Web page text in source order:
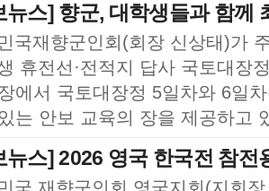
뉴스] 향군, 대학생들과 함께
국재향군인회(회장 신상태)가
휴전선·전적지 답사 국토대장
에서 국토대장정 5일차와 6일
는 안보 교육의 장을 제공하고
뉴스] 2026 영국 한국전 참전